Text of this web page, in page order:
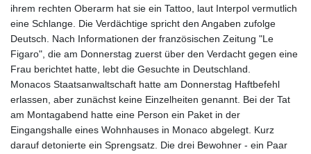
ihrem rechten Oberarm hat sie ein Tattoo, laut Interpol vermutlich
eine Schlange. Die Verdächtige spricht den Angaben zufolge
Deutsch. Nach Informationen der französischen Zeitung "Le
Figaro", die am Donnerstag zuerst über den Verdacht gegen eine
Frau berichtet hatte, lebt die Gesuchte in Deutschland.
Monacos Staatsanwaltschaft hatte am Donnerstag Haftbefehl
erlassen, aber zunächst keine Einzelheiten genannt. Bei der Tat
am Montagabend hatte eine Person ein Paket in der
Eingangshalle eines Wohnhauses in Monaco abgelegt. Kurz
darauf detonierte ein Sprengsatz. Die drei Bewohner - ein Paar